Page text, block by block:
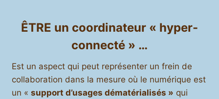
ÊTRE un coordinateur « hyper-
connecté » …
Est un aspect qui peut représenter un frein de
collaboration dans la mesure où le numérique est
un « support d’usages dématérialisés » qui